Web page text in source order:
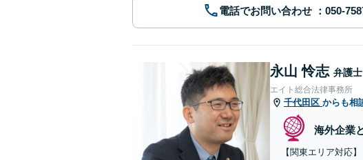
電話でお問い合わせ
永山 怜志 弁護士
エイト総合法律事務所
千代田区 からも相
海外企業
【関東エリア対応